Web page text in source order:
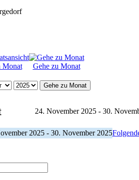
Monat Gehe zu Monat
Gehe zu Monat
24. November 2025 - 30.
2025 - 30. November 2025